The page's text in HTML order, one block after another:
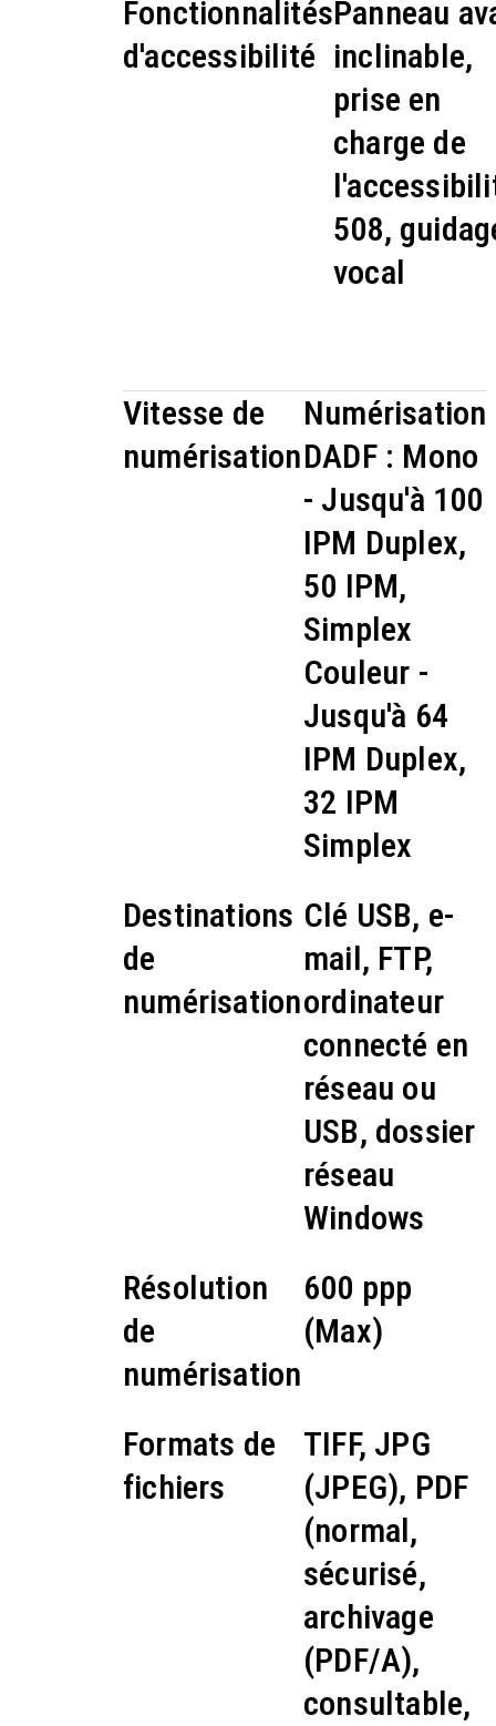
Fonctionnalités
d'accessibilité
Panneau
inclinable,
prise en
charge de
508,
vocal
Vitesse de
numérisation
Numérisation
DADF : Mono
- Jusqu'à 100
IPM Duplex,
50 IPM,
Simplex
Couleur -
Jusqu'à 64
IPM Duplex,
32 IPM
Simplex
Destinations
de
numérisation
Clé USB, e-
mail, FTP,
ordinateur
connecté en
réseau ou
USB, dossier
réseau
Windows
Résolution
de
numérisation
600 ppp
(Max)
Formats de
fichiers
TIFF, JPG
(JPEG), PDF
(normal,
sécurisé,
archivage
(PDF/A),
consultable,